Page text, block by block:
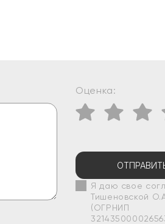
Оценка:
Я даю свое
Тишеновской
(ОГРНИП